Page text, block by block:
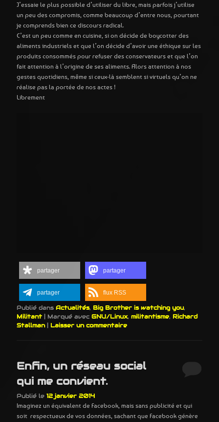
J’essaie le plus possible d’utiliser du libre, mais parfois j’utilise
un peu des compromis, comme beaucoup d’entre nous, pourtant
je comprends bien ce discours radical.
C’est un peu comme en cuisine, si on décide de boycotter des
aliments industriels et que l’on décide d’avoir une éthique sur les
produits consommés pour refuser des conservateurs et que l’on
fait attention à l’origine de ses aliments. Alors attention à nos
gestes quotidiens, même si ceux-là semblent si virtuels qu’on ne
réalise pas la portée de nos actes !
Librement
partager partager
partager flux RSS
Publié dans Actualités,Big Brother is watching you,
Militant | Marqué avec GNU/Linux,militantisme,Richard
Stallman |Laisser un commentaire
Enfin, un réseau social
qui me convient.
Publié le12 janvier 2014
Imaginez un équivalent de Facebook, mais sans publicité et qui
soit respectueux de vos données, sachant que Facebook génère